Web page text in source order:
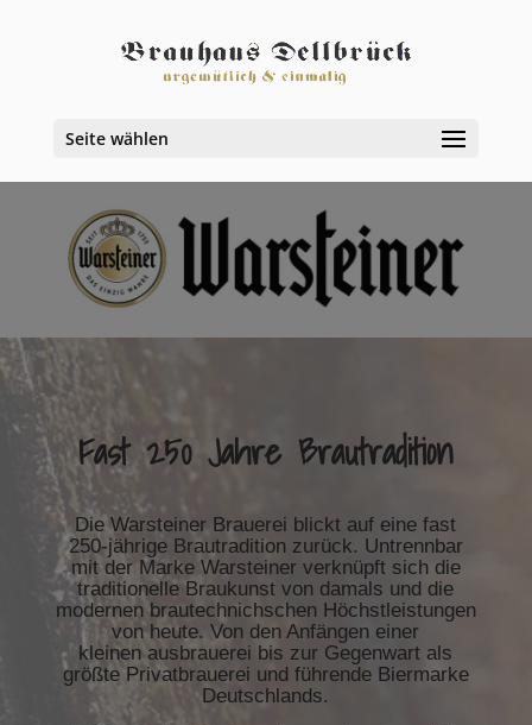
Seite wählen
Fast 250 Jahre Brautradition
Die Warsteiner Brauerei blickt auf eine fast
250-jährige Brautradition zurück. Untrennbar
mit der Marke Warsteiner verknüpft sich die
traditionelle Braukunst von damals und die
modernen brautechnichschen Höchstleistungen
von heute. Von den Anfängen einer
kleinen ausbrauerei bis zur Gegenwart als
größte Privatbrauerei und führende Biermarke
Deutschlands.